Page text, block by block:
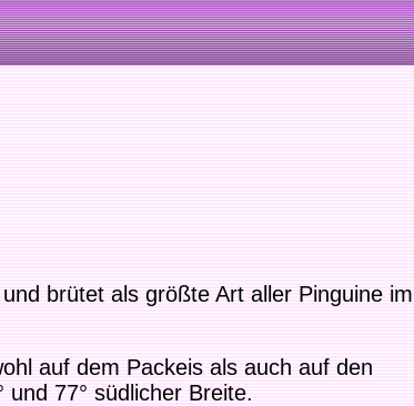
brütet als größte Art aller Pinguine im
auf dem Packeis als auch auf den
77° südlicher Breite.